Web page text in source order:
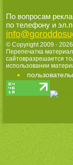
По вопросам
по телефону и
© Copyright 2009 -
Перепечатка
сайтовразрешается
использовании